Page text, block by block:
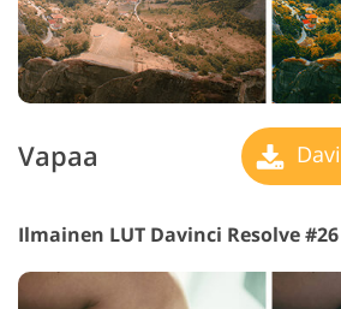
Vapaa
Ilmainen LUT Davinci Resolve